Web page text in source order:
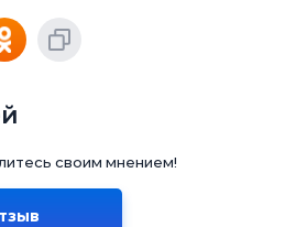
своим мнением!